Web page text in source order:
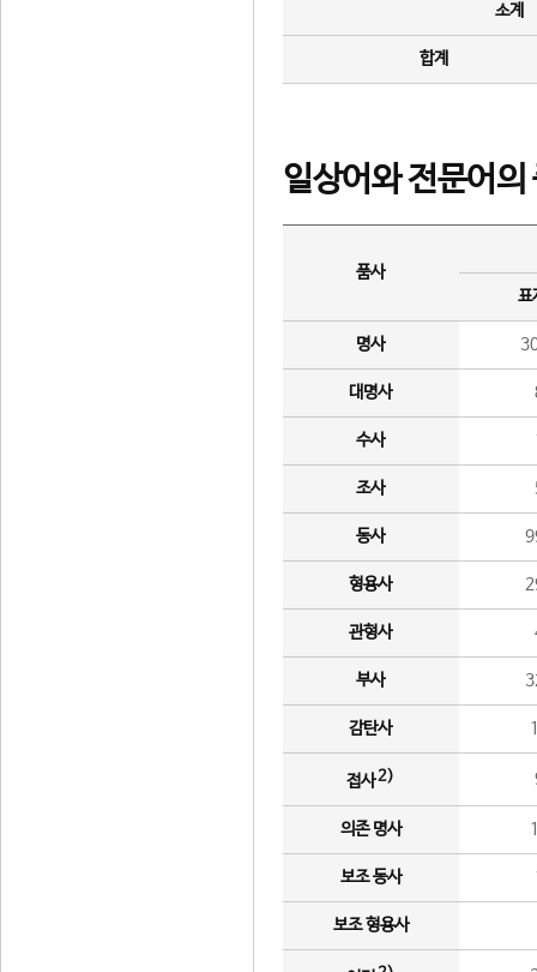
소계
합계
일상어와 전문어의
품사
표
명사
대명사
수사
조사
동사
형용사
관형사
부사
감탄사
접사2)
의존 명사
보조 동사
보조 형용사